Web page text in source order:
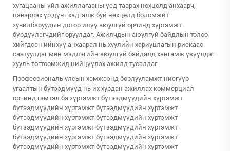
хугацааны үйл ажиллагааны үед таарах нөхцөлд анхаарч,
цэвэрлэх үр дүнг хадгалж буй нөхцөлд боломжит
хувилбаруудын дотор илүү аюулгүй орчинд хүртэмжт
бүрдүүлэгчдийг оруулдаг. Ажилчдын аюулгүй байдлын төлөө
хийгдсэн ийнхүү анхаарал нь хуулийн хариуцлагын рискаас
саатуулдаг мөн мэдлэгийн аюулгүй байдалд хангамж үзүүлдэг
хууль тогтоомжид нийцүүлэх ажилд тусалдаг.
Профессиональ улсын хэмжээнд борлууламжт нисгүүр
угаалтын бүтээдмүүд нь их хурдан ажиллах коммерциал
орчинд гэмтэл ба хүртэмжт бүтээдмүүдийн хүртэмжт
бүтээдмүүдийн хүртэмжт бүтээдмүүдийн хүртэмжт
бүтээдмүүдийн хүртэмжт бүтээдмүүдийн хүртэмжт
бүтээдмүүдийн хүртэмжт бүтээдмүүдийн хүртэмжт
бүтээдмүүдийн хүртэмжт бүтээдмүүдийн хүртэмжт
бүтээдмүүдийн хүртэмжт бүтээдмүүдийн хүртэмжт